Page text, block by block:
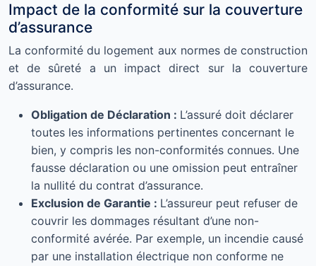
Impact de la conformité sur la couverture
d’assurance
La conformité du logement aux normes de construction
et de sûreté a un impact direct sur la couverture
d’assurance.
Obligation de Déclaration : L’assuré doit déclarer
toutes les informations pertinentes concernant le
bien, y compris les non-conformités connues. Une
fausse déclaration ou une omission peut entraîner
la nullité du contrat d’assurance.
Exclusion de Garantie : L’assureur peut refuser de
couvrir les dommages résultant d’une non-
conformité avérée. Par exemple, un incendie causé
par une installation électrique non conforme ne